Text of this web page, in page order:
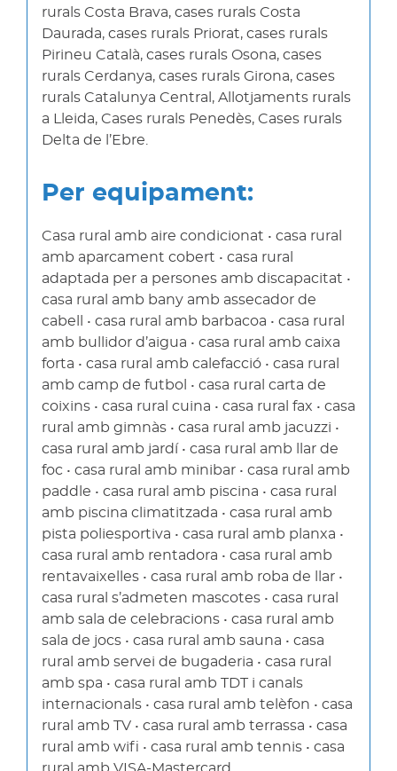
rurals Costa Brava, cases rurals Costa
Daurada, cases rurals Priorat, cases rurals
Pirineu Català, cases rurals Osona, cases
rurals Cerdanya, cases rurals Girona, cases
rurals Catalunya Central, Allotjaments rurals
a Lleida, Cases rurals Penedès, Cases rurals
Delta de l’Ebre.
Per equipament:
Casa rural amb aire condicionat • casa rural
amb aparcament cobert • casa rural
adaptada per a persones amb discapacitat •
casa rural amb bany amb assecador de
cabell • casa rural amb barbacoa • casa rural
amb bullidor d’aigua • casa rural amb caixa
forta • casa rural amb calefacció • casa rural
amb camp de futbol • casa rural carta de
coixins • casa rural cuina • casa rural fax • casa
rural amb gimnàs • casa rural amb jacuzzi •
casa rural amb jardí • casa rural amb llar de
foc • casa rural amb minibar • casa rural amb
paddle • casa rural amb piscina • casa rural
amb piscina climatitzada • casa rural amb
pista poliesportiva • casa rural amb planxa •
casa rural amb rentadora • casa rural amb
rentavaixelles • casa rural amb roba de llar •
casa rural s’admeten mascotes • casa rural
amb sala de celebracions • casa rural amb
sala de jocs • casa rural amb sauna • casa
rural amb servei de bugaderia • casa rural
amb spa • casa rural amb TDT i canals
internacionals • casa rural amb telèfon • casa
rural amb TV • casa rural amb terrassa • casa
rural amb wifi • casa rural amb tennis • casa
rural amb VISA-Mastercard